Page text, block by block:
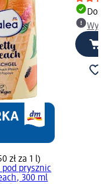
zł za 1 l)
pod prysznic
300 ml